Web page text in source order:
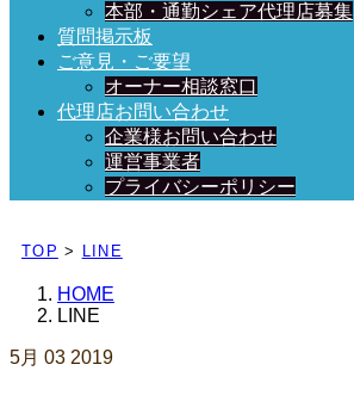
本部・通勤シェア代理店募集
質問掲示板
ご意見・ご要望
オーナー相談窓口
代理店お問い合わせ
企業様お問い合わせ
運営事業者
プライバシーポリシー
TOP > LINE
HOME
LINE
5月 03 2019